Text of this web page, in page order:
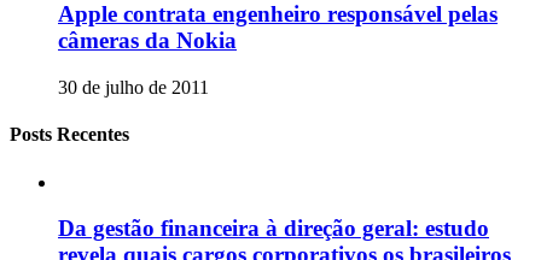
Apple contrata engenheiro responsável pelas
câmeras da Nokia
30 de julho de 2011
Posts Recentes
Da gestão financeira à direção geral: estudo